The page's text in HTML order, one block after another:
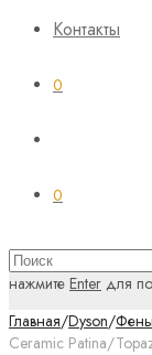
Контакты
0
0
нажмите Enter для
Главная/Dyson/
Ceramic Patina/